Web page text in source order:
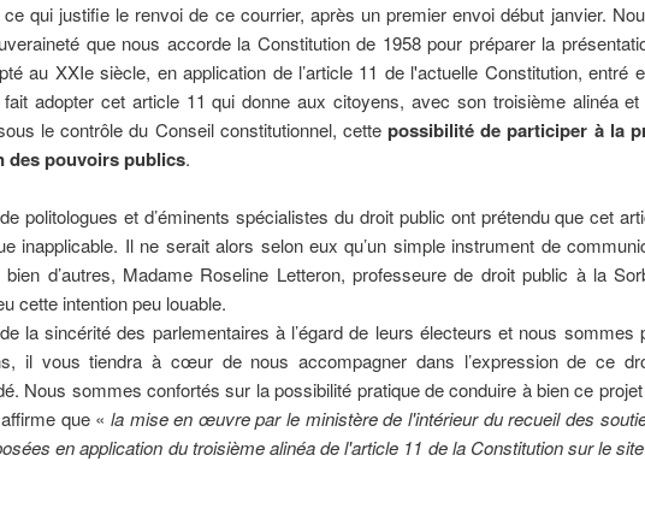
qui justifie le renvoi de ce courrier, après un premier envoi début janvier.
que nous accorde la Constitution de 1958 pour préparer la
au XXIe siècle, en application de l’article 11 de l'actuelle Constitution, entré
adopter cet article 11 qui donne aux citoyens, avec son troisième alinéa
le contrôle du Conseil constitutionnel, cettepossibilité de participer à la
des pouvoirs publics.
politologues et d’éminents spécialistes du droit public ont prétendu que cet
inapplicable. Il ne serait alors selon eux qu’un simple instrument de
d’autres, Madame Roseline Letteron, professeure de droit public à la
cette intention peu louable.
la sincérité des parlementaires à l’égard de leurs électeurs et nous sommes
il vous tiendra à cœur de nous accompagner dans l’expression de ce
Nous sommes confortés sur la possibilité pratique de conduire à bien ce
que « la mise en œuvre par le ministère de l'intérieur du recueil des
en application du troisième alinéa de l'article 11 de la Constitution sur le